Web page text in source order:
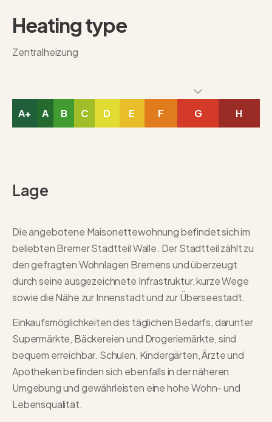
Heating type
Zentralheizung
A+ A B C D E F G H
Lage
Die angebotene Maisonettewohnung befindet sich im
beliebten Bremer Stadtteil Walle. Der Stadtteil zählt zu
den gefragten Wohnlagen Bremens und überzeugt
durch seine ausgezeichnete Infrastruktur, kurze Wege
sowie die Nähe zur Innenstadt und zur Überseestadt.
Einkaufsmöglichkeiten des täglichen Bedarfs, darunter
Supermärkte, Bäckereien und Drogeriemärkte, sind
bequem erreichbar. Schulen, Kindergärten, Ärzte und
Apotheken befinden sich ebenfalls in der näheren
Umgebung und gewährleisten eine hohe Wohn- und
Lebensqualität.